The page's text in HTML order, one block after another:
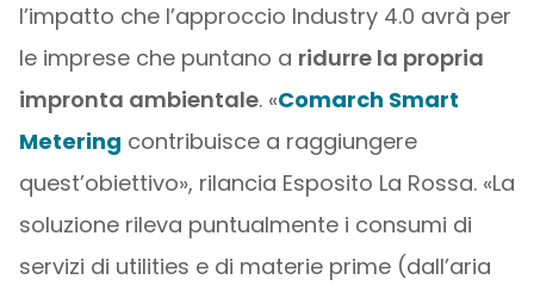
l’impatto che l’approccio Industry 4.0 avrà per
le imprese che puntano a ridurre la propria
impronta ambientale. «Comarch Smart
Metering contribuisce a raggiungere
quest’obiettivo», rilancia Esposito La Rossa. «La
soluzione rileva puntualmente i consumi di
servizi di utilities e di materie prime (dall’aria